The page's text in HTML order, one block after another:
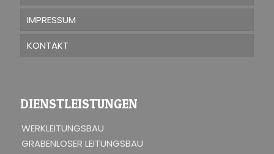
IMPRESSUM
KONTAKT
DIENSTLEISTUNGEN
WERKLEITUNGSBAU
GRABENLOSER LEITUNGSBAU